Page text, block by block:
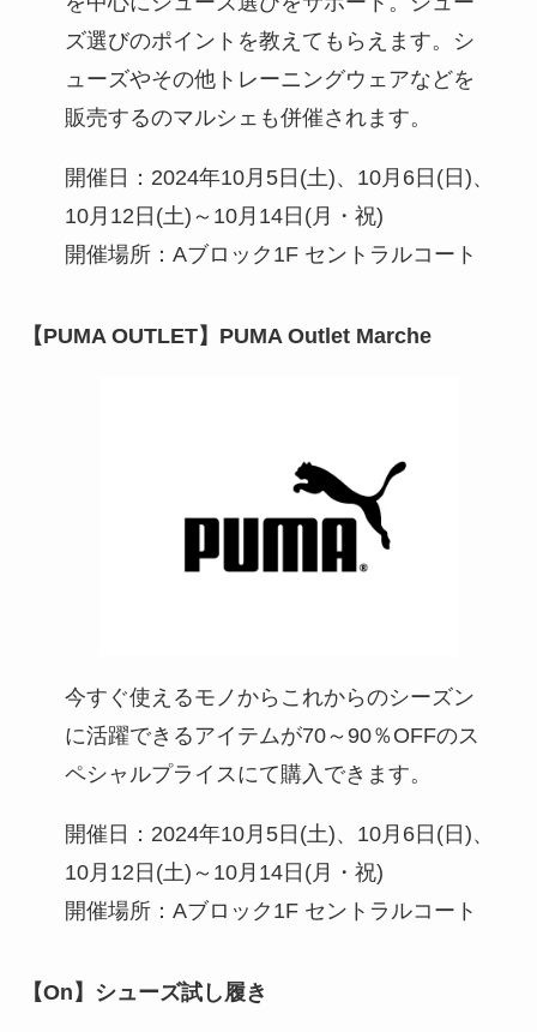
ズ選びのポイントを教えてもらえます。シ
ューズやその他トレーニングウェアなどを
販売するのマルシェも併催されます。
開催日：2024年10月5日(土)、10月6日(日)、
10月12日(土)～10月14日(月・祝)
開催場所：Aブロック1F セントラルコート
【PUMA OUTLET】PUMA Outlet Marche
今すぐ使えるモノからこれからのシーズン
に活躍できるアイテムが70～90％OFFのス
ペシャルプライスにて購入できます。
開催日：2024年10月5日(土)、10月6日(日)、
10月12日(土)～10月14日(月・祝)
開催場所：Aブロック1F セントラルコート
【On】シューズ試し履き